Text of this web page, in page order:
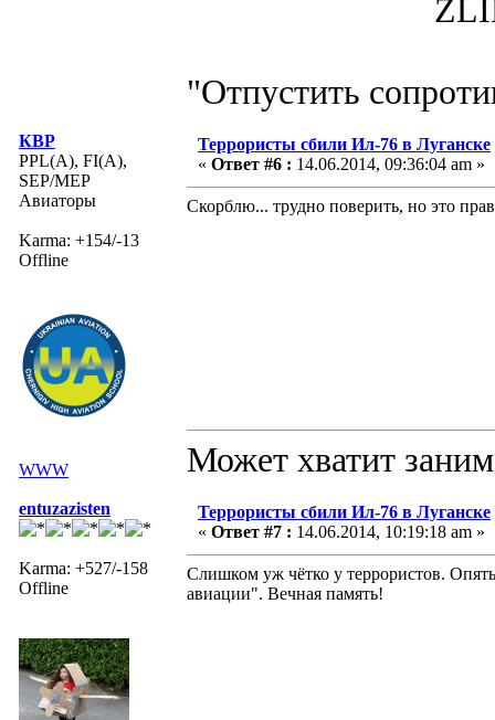
ZLIN 526
"Отпустить
КВР
PPL(A), FI(A),
SEP/MEP
Авиаторы
Karma: +154/-13
Offline
WWW
Террористы сбили Ил-76 в Луганске
« Ответ #6 : 14.06.2014, 09:36:04 am »
Скорблю... трудно поверить, но это
Может хватит
entuzazisten
Karma: +527/-158
Offline
Террористы сбили Ил-76 в Луганске
« Ответ #7 : 14.06.2014, 10:19:18 am »
Слишком уж чётко у террористов.
авиации". Вечная память!